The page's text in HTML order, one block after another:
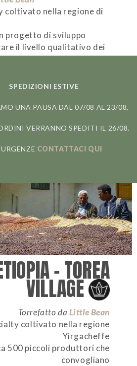
coltivato nella regione di
progetto di sviluppo
il livello qualitativo dei
servizi alla comunità.
– TOREA
VILLAGE
Torrefatto da Little Bean
coltivato nella regione
Yirgacheffe
500 piccoli produttori che
convogliano
SPEDIZIONI ESTIVE
UNA PAUSA DAL 07/08 AL 23/08,
VERRANNO SPEDITI IL 26/08.
URGENZE CONTATTACI QUI